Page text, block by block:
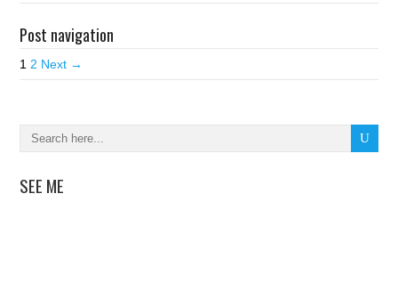
Post navigation
1 2 Next →
SEE ME